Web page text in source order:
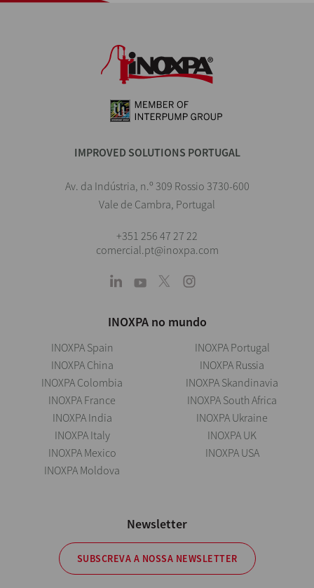
IMPROVED SOLUTIONS PORTUGAL
Av. da Indústria, n.º 309 Rossio 3730-600
Vale de Cambra, Portugal
+351 256 47 27 22
comercial.pt@inoxpa.com
INOXPA no mundo
INOXPA Spain
INOXPA China
INOXPA Colombia
INOXPA France
INOXPA India
INOXPA Italy
INOXPA Mexico
INOXPA Moldova
INOXPA Portugal
INOXPA Russia
INOXPA Skandinavia
INOXPA South Africa
INOXPA Ukraine
INOXPA UK
INOXPA USA
Newsletter
SUBSCREVA A NOSSA NEWSLETTER